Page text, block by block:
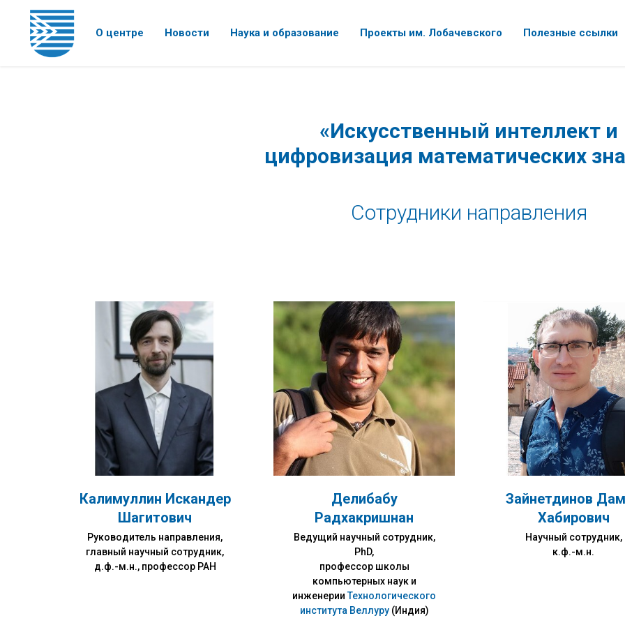
О центре Новости Наука и образование Проекты им. Лобачевского Полезные ссылки
«Искусственный интеллект и
цифровизация математических
Сотрудники направления
Калимуллин Искандер
Шагитович
Руководитель направления,
главный научный сотрудник,
д.ф.-м.н., профессор РАН
Делибабу
Радхакришнан
Ведущий научный сотрудник,
PhD,
профессор школы
компьютерных наук и
инженерииТехнологического
института Веллуру(Индия)
Зайнетдинов
Хабирович
Научный сотрудник,
к.ф.-м.н.